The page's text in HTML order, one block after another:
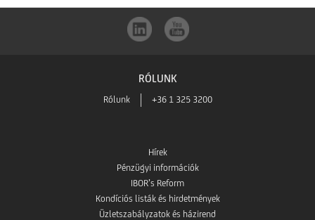
RÓLUNK
Rólunk +36 1 325 3200
Hírek
Pénzügyi információk
IBOR’s Reform
Kondíciós listák és hirdetmények
Üzletszabályzatok és házirend